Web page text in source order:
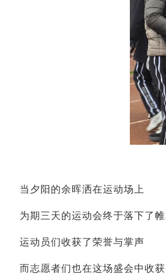
当夕阳的余晖洒在运动场上
为期三天的运动会终于落下了
运动员们收获了荣誉与掌声
而志愿者们也在这场盛会中收